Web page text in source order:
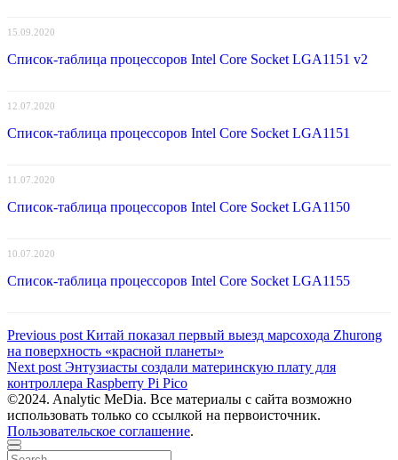
15.09.2020
Список-таблица процессоров Intel Core Socket LGA1151 v2
12.07.2020
Список-таблица процессоров Intel Core Socket LGA1151
11.07.2020
Список-таблица процессоров Intel Core Socket LGA1150
10.07.2020
Список-таблица процессоров Intel Core Socket LGA1155
Навигация
по
записям
Previous post Previous
post:
Китай показал первый выезд марсохода Zhurong
на поверхность «красной планеты»
Next post Next
post:
Энтузиасты создали материнскую плату для
контроллера Raspberry Pi Pico
©2024. Analytic MeDia. Все материалы с сайта возможно
использовать только со ссылкой на первоисточник.
Пользовательское соглашение.
Scroll
Close
Search